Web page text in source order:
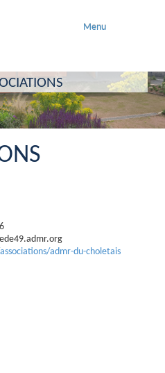
Menu
AU QUOTIDIEN
admr-du-choletais